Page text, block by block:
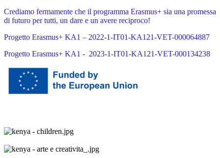
Crediamo fermamente che il programma Erasmus+ sia una promessa
di futuro per tutti, un dare e un avere reciproco!
Progetto Erasmus+ KA1 – 2022-1-IT01-KA121-VET-000064887
Progetto Erasmus+ KA1 - 2023-1-IT01-KA121-VET-000134238